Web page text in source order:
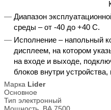
Диапазон
среды – от -40 до +40 С.
Исполнение – напольный
дисплеем, на котором
на входе и выходе,
блоков внутри
Марка Lider
Основное
Тип электронный
Мощность, ВА 7500